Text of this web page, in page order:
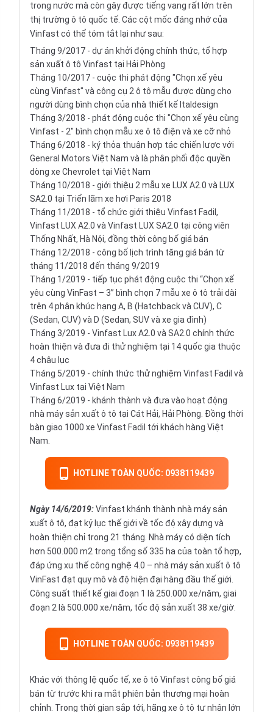
trong nước mà còn gây được tiếng vang rất lớn trên
thị trường ô tô quốc tế. Các cột mốc đáng nhớ của
Vinfast có thể tóm tắt lại như sau:
Tháng 9/2017 - dự án khởi động chính thức, tổ hợp
sản xuất ô tô Vinfast tại Hải Phòng
Tháng 10/2017 - cuộc thi phát động "Chọn xế yêu
cùng Vinfast" và công cụ 2 ô tô mẫu được dùng cho
người dùng bình chọn của nhà thiết kế Italdesign
Tháng 3/2018 - phát động cuộc thi "Chọn xế yêu cùng
Vinfast - 2" bình chọn mẫu xe ô tô điện và xe cỡ nhỏ
Tháng 6/2018 - ký thỏa thuận hợp tác chiến lược với
General Motors Việt Nam và là phân phối độc quyền
dòng xe Chevrolet tại Việt Nam
Tháng 10/2018 - giới thiệu 2 mẫu xe LUX A2.0 và LUX
SA2.0 tại Triển lãm xe hơi Paris 2018
Tháng 11/2018 - tổ chức giới thiệu Vinfast Fadil,
Vinfast LUX A2.0 và Vinfast LUX SA2.0 tại công viên
Thống Nhất, Hà Nội, đồng thời công bố giá bán
Tháng 12/2018 - công bố lịch trình tăng giá bán từ
tháng 11/2018 đến tháng 9/2019
Tháng 1/2019 - tiếp tục phát động cuộc thi “Chọn xế
yêu cùng VinFast – 3” bình chọn 7 mẫu xe ô tô trải dài
trên 4 phân khúc hạng A, B (Hatchbackvà CUV), C
(Sedan, CUV) và D (Sedan, SUV và xe gia đình)
Tháng 3/2019 - Vinfast Lux A2.0 và SA2.0 chính thức
hoàn thiện và đưa đi thử nghiệm tại 14 quốc gia thuộc
4 châu lục
Tháng 5/2019 - chính thức thử nghiệm Vinfast Fadil và
Vinfast Lux tại Việt Nam
Tháng 6/2019 - khánh thành và đưa vào hoạt động
nhà máy sản xuất ô tô tại Cát Hải, Hải Phòng. Đồng thời
bàn giao 1000 xe Vinfast Fadil tới khách hàng Việt
Nam.
HOTLINE TOÀN QUỐC: 0938119439
Ngày 14/6/2019:Vinfast khánh thành nhà máy sản
xuất ô tô, đạt kỷ lục thế giới về tốc độ xây dựng và
hoàn thiện chỉ trong 21 tháng. Nhà máy có diện tích
hơn 500.000 m2 trong tổng số 335 ha của toàn tổ hợp,
đáp ứng xu thế công nghệ 4.0 – nhà máy sản xuất ô tô
VinFast đạt quy mô và độ hiện đại hàng đầu thế giới.
Công suất thiết kế giai đoạn 1 là 250.000 xe/năm, giai
đoạn 2 là 500.000 xe/năm, tốc độ sản xuất 38 xe/giờ.
HOTLINE TOÀN QUỐC: 0938119439
Khác với thông lệ quốc tế, xe ô tô Vinfast công bố giá
bán từ trước khi ra mắt phiên bản thương mại hoàn
chỉnh. Trong thời gian sắp tới, hãng xe ô tô tư nhân lớn